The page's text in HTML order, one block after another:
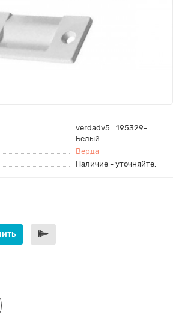
verdadv5_195329-
Белый-
Верда
Наличие - уточняйте.